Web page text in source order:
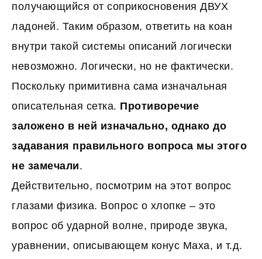
получающийся от соприкосновения ДВУХ
ладоней. Таким образом, ответить на коан
внутри такой системы описаний логически
невозможно. Логически, но не фактически.
Поскольку примитивна сама изначальная
описательная сетка. Противоречие
заложено в ней изначально, однако до
задавания правильного вопроса мы этого
не замечали.
Действительно, посмотрим на этот вопрос
глазами физика. Вопрос о хлопке – это
вопрос об ударной волне, природе звука,
уравнении, описывающем конус Маха, и т.д.